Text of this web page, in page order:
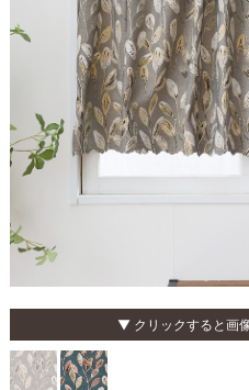
▼ クリックすると画